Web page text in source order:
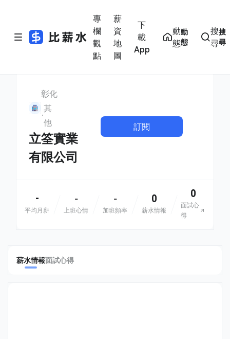
專
欄
觀
點
薪
資
地
圖
下
載
App
動
態
動
態
搜
尋
搜
尋
彰化
其
他
立筌實業
有限公司
訂閱
-
平均月薪
-
上班心情
-
加班頻率
0
薪水情報
0
面試心
得
薪水情報面試心得